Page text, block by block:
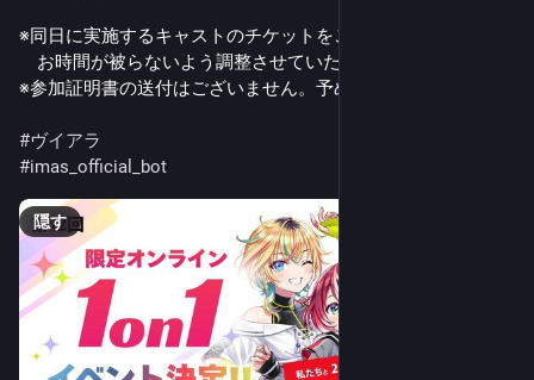
※同日に実施するキャストのチケットをご購入の場合、
お時間が被らないよう調整させていただきます。
※参加証明書の送付はございません。予めご了承ください。
#ヴイアラ
#imas_official_bot
隠す